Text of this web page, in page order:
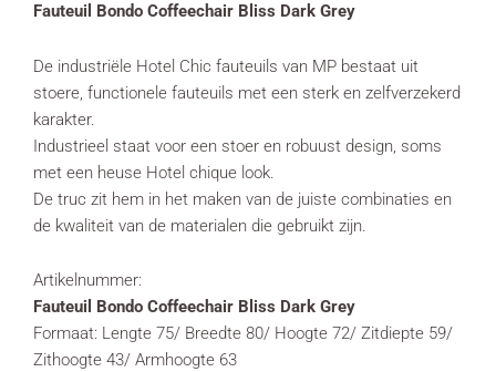
Fauteuil Bondo Coffeechair Bliss Dark Grey
De industriële Hotel Chic fauteuils van MP bestaat uit
stoere, functionele fauteuils met een sterk en zelfverzekerd
karakter.
Industrieel staat voor een stoer en robuust design, soms
met een heuse Hotel chique look.
De truc zit hem in het maken van de juiste combinaties en
de kwaliteit van de materialen die gebruikt zijn.
Artikelnummer:
Fauteuil Bondo Coffeechair Bliss Dark Grey
Formaat: Lengte 75/ Breedte 80/ Hoogte 72/ Zitdiepte 59/
Zithoogte 43/ Armhoogte 63